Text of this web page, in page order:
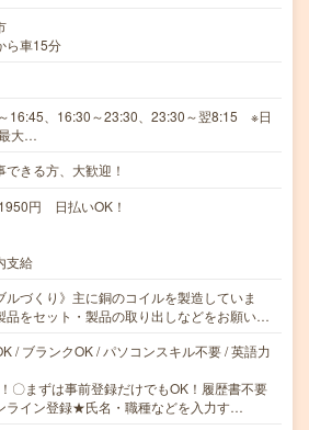
ら車15分
16:45、16:30～23:30、23:30～翌8:15 ※日
大…
きる方、大歓迎！
円 日払いOK！
支給
ルづくり》主に銅のコイルを製造していま
品をセット・製品の取り出しなどをお願い…
/ ブランクOK / パソコンスキル不要 / 英語力
〇まずは事前登録だけでもOK！履歴書不要
ライン登録★氏名・職種などを入力す…